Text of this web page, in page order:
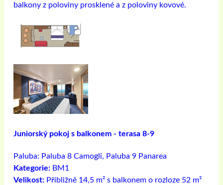
balkony z poloviny prosklené a z poloviny kovové.
Juniorský pokoj s balkonem - terasa 8-9
Paluba: Paluba 8 Camogli, Paluba 9 Panarea
Kategorie: BM1
Velikost: Přibližně 14,5 m² s balkonem o rozloze 52 m²